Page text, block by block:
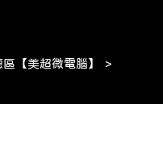
【美超微電腦】 >